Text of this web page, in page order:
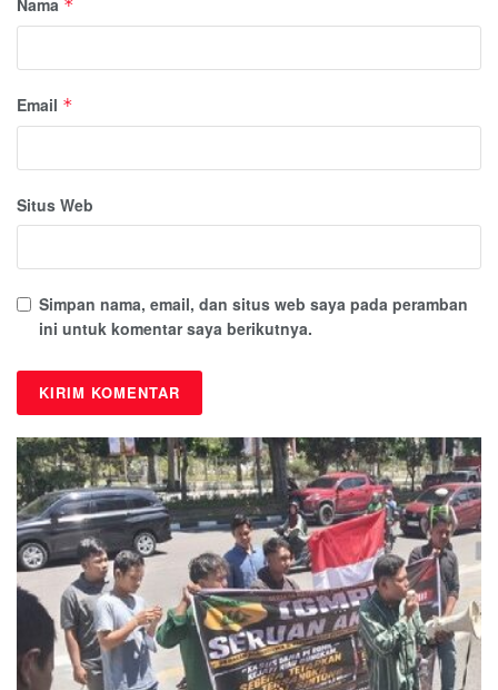
*
Email *
Situs Web
Simpan nama, email, dan situs web saya pada peramban
ini untuk komentar saya berikutnya.